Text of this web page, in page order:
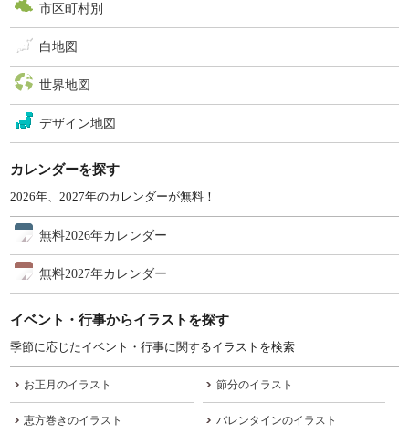
市区町村別
白地図
世界地図
デザイン地図
カレンダーを探す
2026年、2027年のカレンダーが無料！
無料2026年カレンダー
無料2027年カレンダー
イベント・行事からイラストを探す
季節に応じたイベント・行事に関するイラストを検索
お正月のイラスト 節分のイラスト
恵方巻きのイラスト バレンタインのイラスト